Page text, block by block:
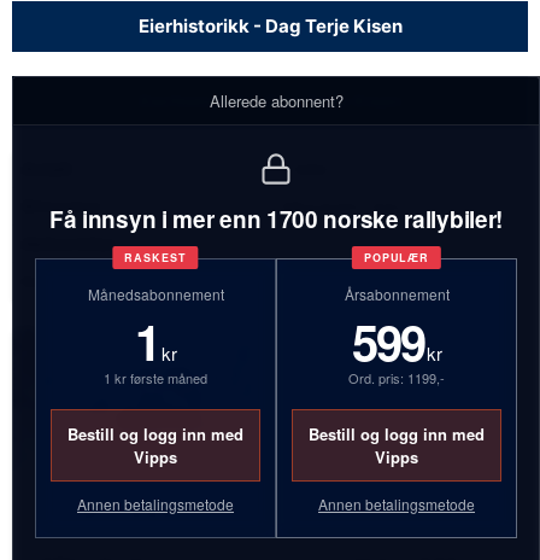
Eierhistorikk - Dag Terje Kisen
Allerede abonnent?
Få innsyn i mer enn 1700 norske rallybiler!
RASKEST
Månedsabonnement
1 kr
1 kr første måned
Bestill og logg inn med
Vipps
Annen betalingsmetode
POPULÆR
Årsabonnement
599kr
Ord. pris: 1199,-
Bestill og logg inn med
Vipps
Annen betalingsmetode
Eierhistorikk - Dag Terje Kisen
2 biler
Bilmerker:
Aktive biler:
BD29442 FS31520